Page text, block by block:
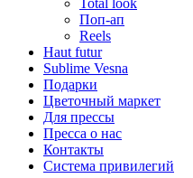
Поп-ап
Reels
Haut futur
Sublime Vesna
Подарки
Цветочный маркет
Для прессы
Пресса о нас
Контакты
Система привилегий